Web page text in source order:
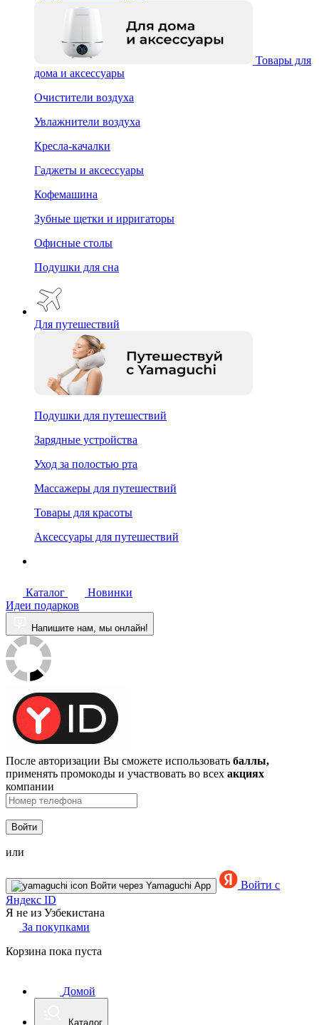
Товары для
дома и аксессуары
Очистители воздуха
Увлажнители воздуха
Кресла-качалки
Гаджеты и аксессуары
Кофемашина
Зубные щетки и ирригаторы
Офисные столы
Подушки для сна
Для путешествий
Подушки для путешествий
Зарядные устройства
Уход за полостью рта
Массажеры для путешествий
Товары для красоты
Аксессуары для путешествий
Каталог
Новинки
Идеи подарков
Напишите нам, мы онлайн!
После авторизации Вы сможете использовать баллы,
применять промокоды и участвовать во всех акциях
компании
Войти
или
Войти через Yamaguchi App
Войти с
Яндекс ID
Я не из Узбекистана
За покупками
Корзина пока пуста
Домой
Каталог